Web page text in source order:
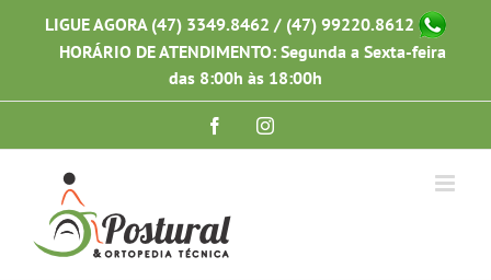
LIGUE AGORA (47) 3349.8462 / (47) 99220.8612
HORÁRIO DE ATENDIMENTO: Segunda a Sexta-feira
das 8:00h às 18:00h
FacebookInstagram